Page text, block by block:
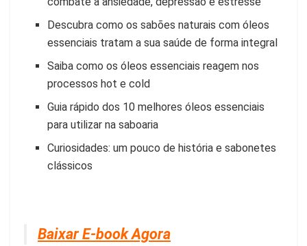
Descubra como os sabões naturais com óleos
essenciais tratam a sua saúde de forma integral
Saiba como os óleos essenciais reagem nos
processos hot e cold
Guia rápido dos 10 melhores óleos essenciais
para utilizar na saboaria
Curiosidades: um pouco de história e sabonetes
clássicos
Baixar E-book Agora